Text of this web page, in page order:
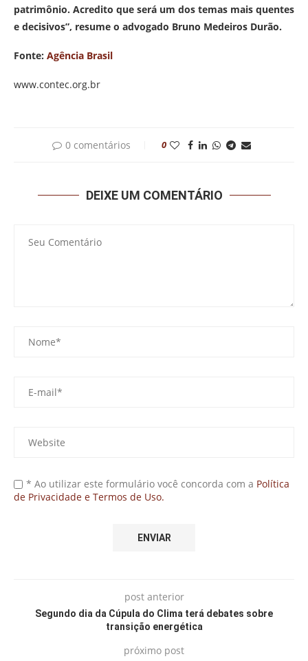
patrimônio. Acredito que será um dos temas mais quentes
e decisivos”, resume o advogado Bruno Medeiros Durão.
Fonte: Agência Brasil
www.contec.org.br
0 comentários 0
DEIXE UM COMENTÁRIO
* Ao utilizar este formulário você concorda com a Política
de Privacidade e Termos de Uso.
post anterior
Segundo dia da Cúpula do Clima terá debates sobre
transição energética
próximo post